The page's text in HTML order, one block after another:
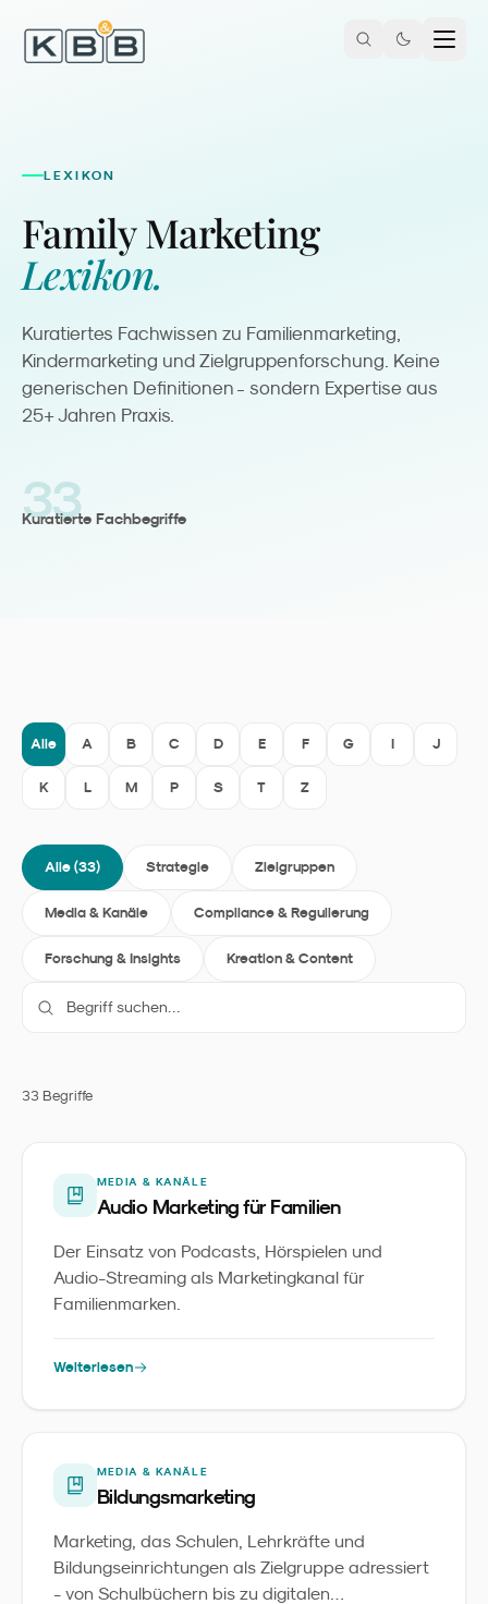
LEXIKON
Family Marketing
Lexikon.
Kuratiertes Fachwissen zu Familienmarketing,
Kindermarketing und Zielgruppenforschung. Keine
generischen Definitionen - sondern Expertise aus
25+ Jahren Praxis.
33
Kuratierte Fachbegriffe
Alle A B C D E F G I J
K L M P S T Z
Alle (33) Strategie Zielgruppen
Media & Kanäle Compliance & Regulierung
Forschung & Insights Kreation & Content
33 Begriffe
MEDIA & KANÄLE
Audio Marketing für Familien
Der Einsatz von Podcasts, Hörspielen und
Audio-Streaming als Marketingkanal für
Familienmarken.
Weiterlesen
MEDIA & KANÄLE
Bildungsmarketing
Marketing, das Schulen, Lehrkräfte und
Bildungseinrichtungen als Zielgruppe adressiert
- von Schulbüchern bis zu digitalen